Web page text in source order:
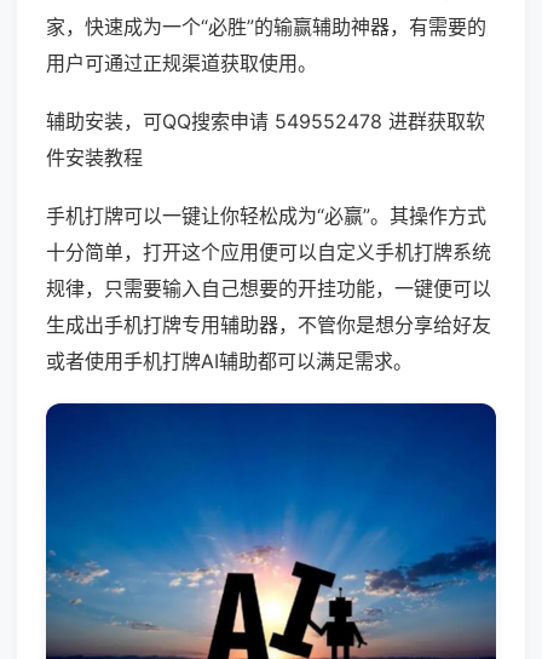
家，快速成为一个“必胜”的输赢辅助神器，有需要的
用户可通过正规渠道获取使用。
辅助安装，可QQ搜索申请 549552478 进群获取软
件安装教程
手机打牌可以一键让你轻松成为“必赢”。其操作方式
十分简单，打开这个应用便可以自定义手机打牌系统
规律，只需要输入自己想要的开挂功能，一键便可以
生成出手机打牌专用辅助器，不管你是想分享给好友
或者使用手机打牌AI辅助都可以满足需求。